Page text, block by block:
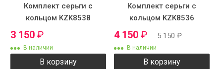
Комплект серьги с
кольцом KZK8538
3 150 ₽
В наличии
В корзину
Комплект серьги с
кольцом KZK8536
4 150 ₽ 5 150₽
В наличии
В корзину